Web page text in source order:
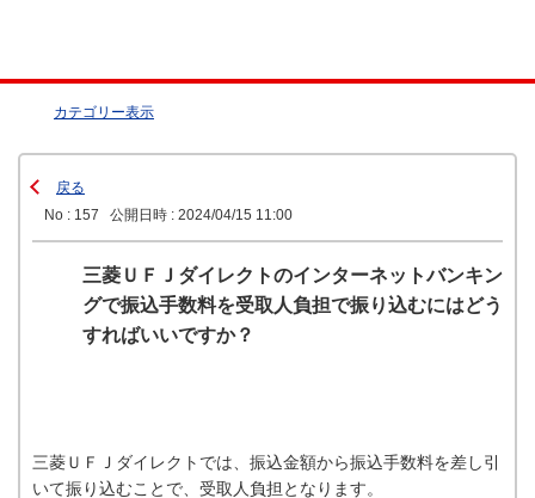
カテゴリー表示
戻る
No : 157
公開日時 : 2024/04/15 11:00
三菱ＵＦＪダイレクトのインターネットバンキン
グで振込手数料を受取人負担で振り込むにはどう
すればいいですか？
三菱ＵＦＪダイレクトでは、振込金額から振込手数料を差し引
いて振り込むことで、受取人負担となります。